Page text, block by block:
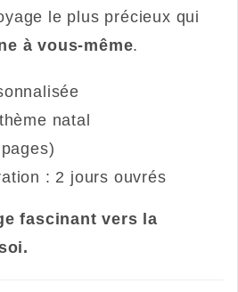
le plus précieux qui
à vous-même.
natal
: 2 jours ouvrés
fascinant vers la